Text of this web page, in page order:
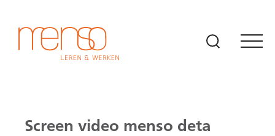
Screen video menso deta